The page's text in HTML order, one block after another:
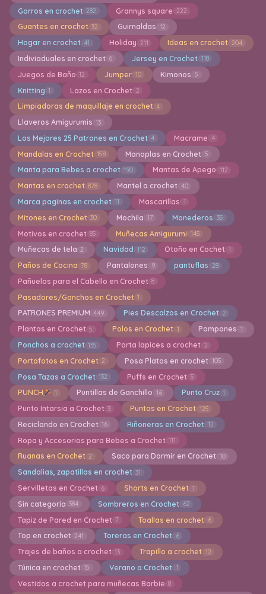
Gorros en crochet 282 Grannys square 222
Guantes en crochet 32 Guirnaldas 12
Hogar en crochet 41 Holiday 211 Ideas en crochet 204
Indiviaduales en crochet 6 Jersey en Crochet 118
Juegos de Baño 12 Jumper 10 Kimonos 5
Knitting 1 Lazos en Crochet 2
Limpiadoras de maquillaje en crochet 4
Llaveros Amigurumis 13
Los Mejores 25 Patrones en Crochet 4 Macrame 4
Mandalas en Crochet 158 Manoplas en Crochet 5
Manta para Bebes a crochet 190 Mantas de Apego 112
Mantas en crochet 878 Mantel a crochet 40
Marca paginas en crochet 11 Mascarillas 1
Mitones en Crochet 30 Mochila 17 Monederos 35
Motivos en crochet 85 Muñecas Amigurumi 145
Muñecas de tela 2 Navidad 112 Otoño en Cochet 1
Paños de Cocina 78 Pantalones 9 pantuflas 28
Pañuelos para el Cabello en Crochet 8
Pasadores/Ganchos en Crochet 1
PATRONES PREMIUM 449 Pies Descalzos en Crochet 2
Plantas en Crochet 5 Polos en Crochet 1 Pompones 1
Ponchos a crochet 135 Porta lapices a crochet 2
Portafotos en Crochet 2 Posa Platos en crochet 105
Posa Tazas a Crochet 132 Puffs en Crochet 5
PUNCH 1 Puntillas de Ganchillo 16 Punto Cruz 1
Punto Intarsia a Crochet 3 Puntos en Crochet 125
Reciclando en Crochet 16 Riñoneras en Crochet 12
Ropa y Accesorios para Bebes a Crochet 111
Ruanas en Crochet 2 Saco para Dormir en Crochet 10
Sandalias, zapatillas en crochet 31
Servilletas en Crochet 6 Shorts en Crochet 1
Sin categoría 384 Sombreros en Crochet 62
Tapiz de Pared en Crochet 7 Toallas en crochet 6
Top en crochet 241 Toreras en Crochet 6
Trajes de baños a crochet 13 Trapillo a crochet 12
Túnica en crochet 15 Verano a Crochet 1
Vestidos a crochet para muñecas Barbie 8